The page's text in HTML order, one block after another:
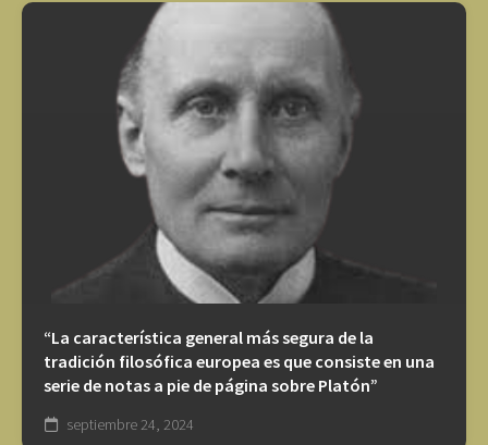
“La característica general más segura de la
tradición filosófica europea es que consiste en una
serie de notas a pie de página sobre Platón”
septiembre 24, 2024